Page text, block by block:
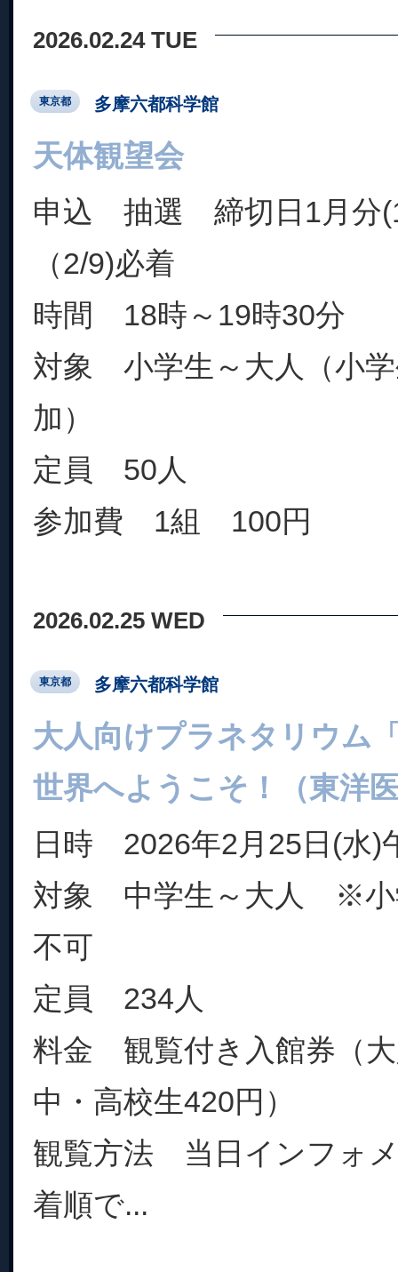
2026.02.24 TUE
東京都 多摩六都科学館
天体観望会
申込 抽選 締切日1月分
（2/9)必着
時間 18時～19時30分
対象 小学生～大人（小
加）
定員 50人
参加費 1組 100円
2026.02.25 WED
東京都 多摩六都科学館
大人向けプラネタリウム
世界へようこそ！（東洋
日時 2026年2月25日(水)
対象 中学生～大人 ※小
不可
定員 234人
料金 観覧付き入館券（
中・高校生420円）
観覧方法 当日インフォ
着順で...